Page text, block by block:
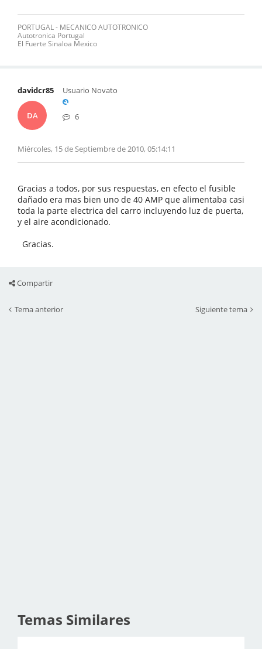
PORTUGAL - MECANICO AUTOTRONICO
Autotronica Portugal
El Fuerte Sinaloa Mexico
davidcr85
DA
Usuario Novato
6
Miércoles, 15 de Septiembre de 2010, 05:14:11
Gracias a todos, por sus respuestas, en efecto el fusible
dañado era mas bien uno de 40 AMP que alimentaba casi
toda la parte electrica del carro incluyendo luz de puerta,
y el aire acondicionado.
Gracias.
Compartir
Tema anterior Siguiente tema
Temas Similares